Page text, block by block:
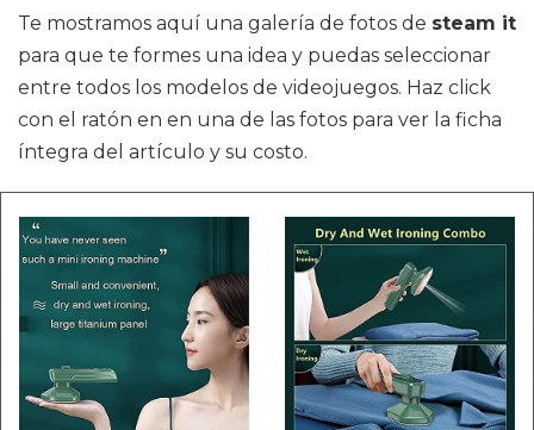
Te mostramos aquí una galería de fotos de steam it
para que te formes una idea y puedas seleccionar
entre todos los modelos de videojuegos. Haz click
con el ratón en en una de las fotos para ver la ficha
íntegra del artículo y su costo.